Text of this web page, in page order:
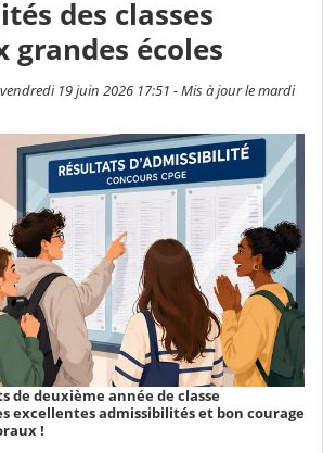
des classes
grandes écoles
19 juin 2026 17:51 - Mis à jour le mardi
de deuxième année de classe
excellentes admissibilités et bon courage
!